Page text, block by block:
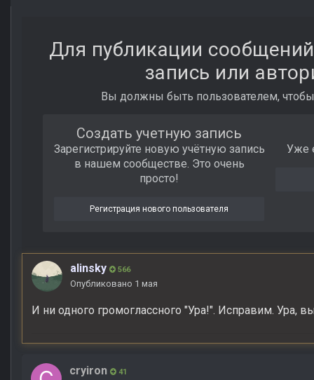
Для публикации
запись или
Вы должны быть пользователем,
Создать учетную запись
Зарегистрируйте новую учётную запись
в нашем сообществе. Это очень
просто!
Регистрация нового пользователя
Уже
alinsky 566
Опубликовано 1 мая
И ни одного громоглассного "Ура!". Исправим. Ура,
cryiron 41